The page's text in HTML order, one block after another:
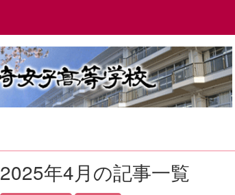
2025年4月の記事一覧